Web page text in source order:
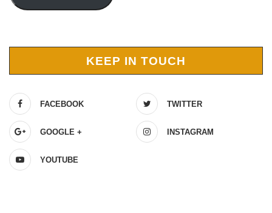
KEEP IN TOUCH
FACEBOOK TWITTER
GOOGLE + INSTAGRAM
YOUTUBE